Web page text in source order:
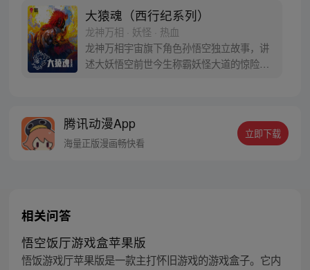
变得美好….随着阴谋慢慢揭露，暗魂四起,
为了让“永恒之火”重新归位，小狼妖白狼不
辞万难，找到唐三藏大法师，和他一起重新
寻回徒弟们，组成全新“西行小队”，再度踏
上西行之旅……
大猿魂（西行纪系列）
龙神万相 · 妖怪 · 热血
龙神万相宇宙旗下角色孙悟空独立故事，讲
述大妖悟空前世今生称霸妖怪大道的惊险历
人…六十年后，他再次破石而出，背负着守
护族人的希望和信念打败了妖怪大道的霸
腾讯动漫App
海量正版漫画畅快看
立即下载
相关问答
悟空饭厅游戏盒苹果版
悟饭游戏厅苹果版是一款主打怀旧游戏的游戏盒子。它内